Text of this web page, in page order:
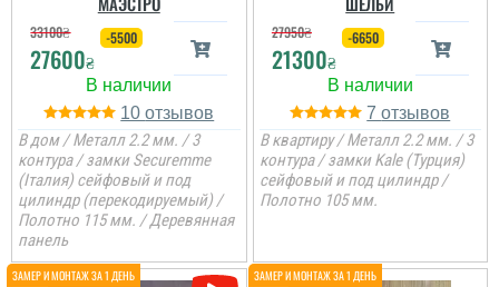
33100₴
27600₴
-5500
10
В дом / Металл 2.2 мм. / 3
контура / замки Securemme
(Італия) сейфовый и под
цилиндр (перекодируемый) /
Полотно 115 мм. / Деревянная
панель
27950₴
21300₴
-6650
7
В квартиру / Металл 2.2 мм. / 3
контура / замки Kale (Турция)
сейфовый и под цилиндр /
Полотно 105 мм.